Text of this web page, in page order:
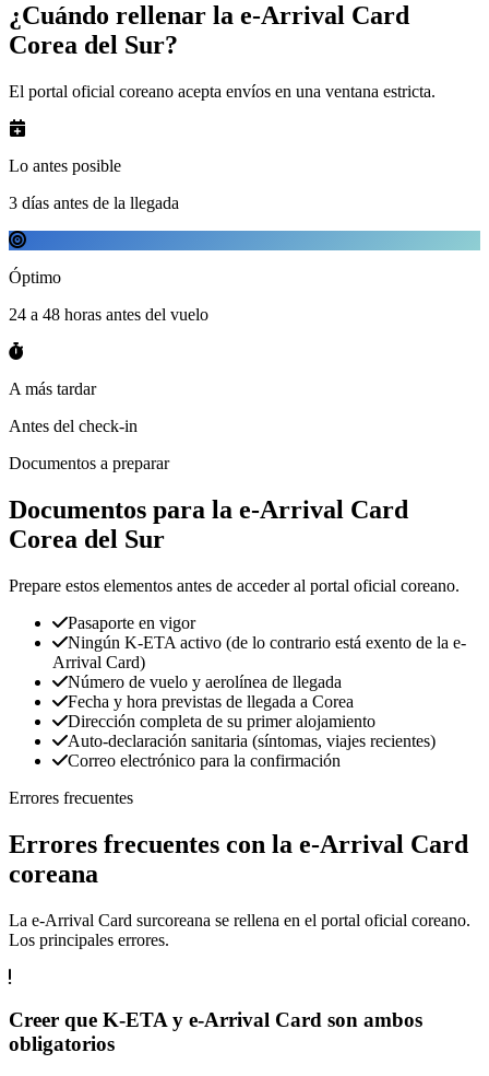
¿Cuándo rellenar la e-Arrival Card
Corea del Sur?
El portal oficial coreano acepta envíos en una ventana estricta.
Lo antes posible
3 días antes de la llegada
Óptimo
24 a 48 horas antes del vuelo
A más tardar
Antes del check-in
Documentos a preparar
Documentos para la e-Arrival Card
Corea del Sur
Prepare estos elementos antes de acceder al portal oficial coreano.
Pasaporte en vigor
Ningún K-ETA activo (de lo contrario está exento de la e-
Arrival Card)
Número de vuelo y aerolínea de llegada
Fecha y hora previstas de llegada a Corea
Dirección completa de su primer alojamiento
Auto-declaración sanitaria (síntomas, viajes recientes)
Correo electrónico para la confirmación
Errores frecuentes
Errores frecuentes con la e-Arrival Card
coreana
La e-Arrival Card surcoreana se rellena en el portal oficial coreano.
Los principales errores.
Creer que K-ETA y e-Arrival Card son ambos
obligatorios